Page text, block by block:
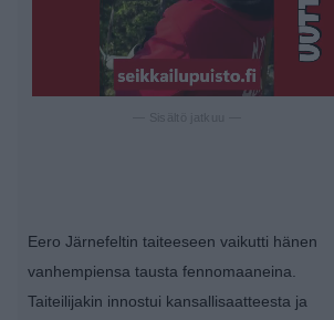
Eero Järnefeltin taiteeseen vaikutti hänen
vanhempiensa tausta fennomaaneina.
Taiteilijakin innostui kansallisaatteesta ja